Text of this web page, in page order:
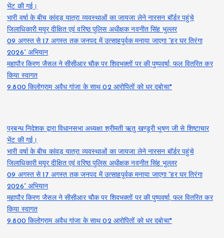
भेंट की गई।
भारी वर्षा के बीच कांवड़ यात्रा व्यवस्थाओं का जायजा लेने नारसन बॉर्डर पहुंचे
जिलाधिकारी मयूर दीक्षित एवं वरिष्ठ पुलिस अधीक्षक नवनीत सिंह भुल्लर
09 अगस्त से 17 अगस्त तक जनपद में उत्साहपूर्वक मनाया जाएगा “हर घर तिरंगा
2026” अभियान
महापौर किरण जैसल ने सीसीआर चौक पर शिवभक्तों पर की पुष्पवर्षा, फल वितरित कर
किया स्वागत
9.800 किलोग्राम अवैध गांजा के साथ 02 आरोपितों को धर दबोचा*
प्रबन्ध निदेशक द्वारा विधानसभा अध्यक्षा श्रीमती ऋतु खण्डूरी भूषण जी से शिष्टाचार
भेंट की गई।
भारी वर्षा के बीच कांवड़ यात्रा व्यवस्थाओं का जायजा लेने नारसन बॉर्डर पहुंचे
जिलाधिकारी मयूर दीक्षित एवं वरिष्ठ पुलिस अधीक्षक नवनीत सिंह भुल्लर
09 अगस्त से 17 अगस्त तक जनपद में उत्साहपूर्वक मनाया जाएगा “हर घर तिरंगा
2026” अभियान
महापौर किरण जैसल ने सीसीआर चौक पर शिवभक्तों पर की पुष्पवर्षा, फल वितरित कर
किया स्वागत
9.800 किलोग्राम अवैध गांजा के साथ 02 आरोपितों को धर दबोचा*